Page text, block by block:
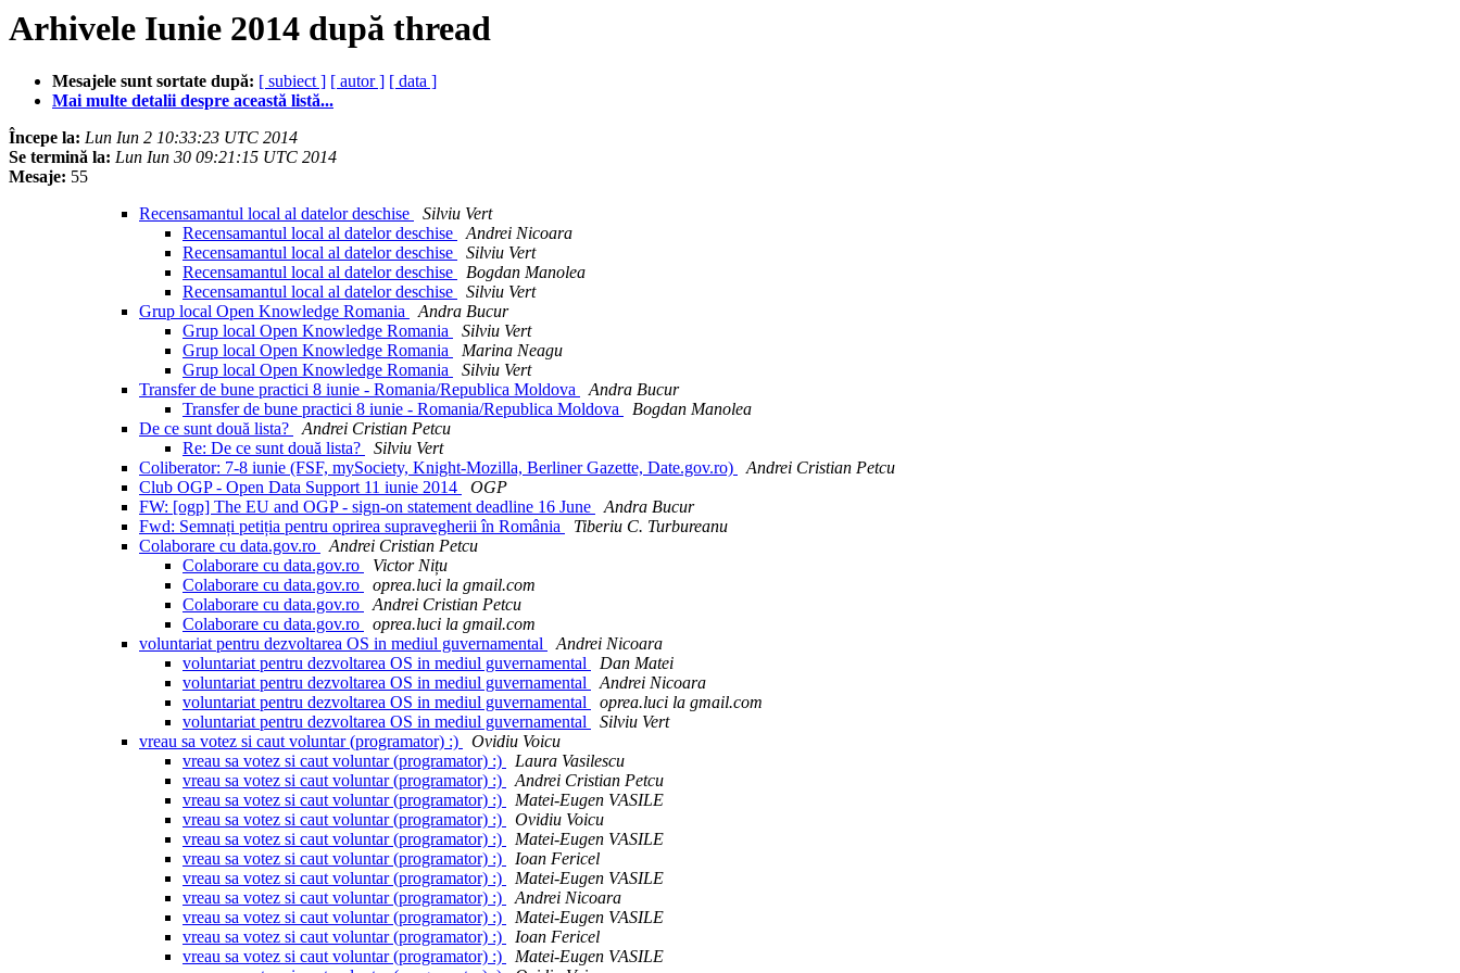
Arhivele Iunie 2014 după thread
Mesajele sunt sortate după: [ subiect ] [ autor ] [ data ]
Mai multe detalii despre această listă...
Începe la: Lun Iun 2 10:33:23 UTC 2014
Se termină la: Lun Iun 30 09:21:15 UTC 2014
Mesaje: 55
Recensamantul local al datelor deschise
Silviu Vert
Recensamantul local al datelor deschise
Andrei Nicoara
Recensamantul local al datelor deschise
Silviu Vert
Recensamantul local al datelor deschise
Bogdan Manolea
Recensamantul local al datelor deschise
Silviu Vert
Grup local Open Knowledge Romania
Andra Bucur
Grup local Open Knowledge Romania
Silviu Vert
Grup local Open Knowledge Romania
Marina Neagu
Grup local Open Knowledge Romania
Silviu Vert
Transfer de bune practici 8 iunie - Romania/Republica Moldova
Andra Bucur
Transfer de bune practici 8 iunie - Romania/Republica Moldova
Bogdan Manolea
De ce sunt două lista?
Andrei Cristian Petcu
Re: De ce sunt două lista?
Silviu Vert
Coliberator: 7-8 iunie (FSF, mySociety, Knight-Mozilla, Berliner Gazette, Date.gov.ro)
Andrei Cristian Petcu
Club OGP - Open Data Support 11 iunie 2014
OGP
FW: [ogp] The EU and OGP - sign-on statement deadline 16 June
Andra Bucur
Fwd: Semnați petiția pentru oprirea supravegherii în România
Tiberiu C. Turbureanu
Colaborare cu data.gov.ro
Andrei Cristian Petcu
Colaborare cu data.gov.ro
Victor Nițu
Colaborare cu data.gov.ro
oprea.luci la gmail.com
Colaborare cu data.gov.ro
Andrei Cristian Petcu
Colaborare cu data.gov.ro
oprea.luci la gmail.com
voluntariat pentru dezvoltarea OS in mediul guvernamental
Andrei Nicoara
voluntariat pentru dezvoltarea OS in mediul guvernamental
Dan Matei
voluntariat pentru dezvoltarea OS in mediul guvernamental
Andrei Nicoara
voluntariat pentru dezvoltarea OS in mediul guvernamental
oprea.luci la gmail.com
voluntariat pentru dezvoltarea OS in mediul guvernamental
Silviu Vert
vreau sa votez si caut voluntar (programator) :)
Ovidiu Voicu
vreau sa votez si caut voluntar (programator) :)
Laura Vasilescu
vreau sa votez si caut voluntar (programator) :)
Andrei Cristian Petcu
vreau sa votez si caut voluntar (programator) :)
Matei-Eugen VASILE
vreau sa votez si caut voluntar (programator) :)
Ovidiu Voicu
vreau sa votez si caut voluntar (programator) :)
Matei-Eugen VASILE
vreau sa votez si caut voluntar (programator) :)
Ioan Fericel
vreau sa votez si caut voluntar (programator) :)
Matei-Eugen VASILE
vreau sa votez si caut voluntar (programator) :)
Andrei Nicoara
vreau sa votez si caut voluntar (programator) :)
Matei-Eugen VASILE
vreau sa votez si caut voluntar (programator) :)
Ioan Fericel
vreau sa votez si caut voluntar (programator) :)
Matei-Eugen VASILE